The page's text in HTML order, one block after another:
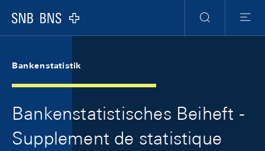
Logo
Suche
Menu
Bankenstatistik
Bankenstatistisches Beiheft -
Supplement de statistique